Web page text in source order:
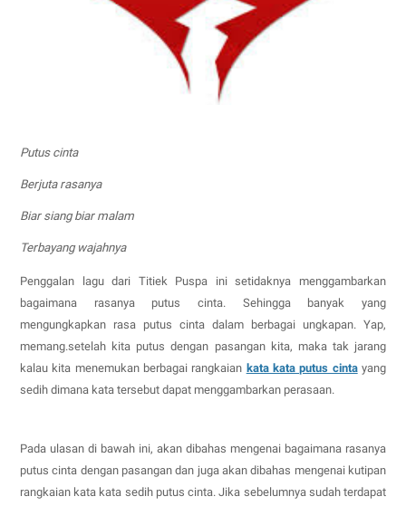
Putus cinta
Berjuta rasanya
Biar siang biar malam
Terbayang wajahnya
Penggalan lagu dari Titiek Puspa ini setidaknya menggambarkan
bagaimana rasanya putus cinta. Sehingga banyak yang
mengungkapkan rasa putus cinta dalam berbagai ungkapan. Yap,
memang.setelah kita putus dengan pasangan kita, maka tak jarang
kalau kita menemukan berbagai rangkaian kata kata putus cintayang
sedih dimana kata tersebut dapat menggambarkan perasaan.
Pada ulasan di bawah ini, akan dibahas mengenai bagaimana rasanya
putus cinta dengan pasangan dan juga akan dibahas mengenai kutipan
rangkaian kata kata sedih putus cinta. Jika sebelumnya sudah terdapat